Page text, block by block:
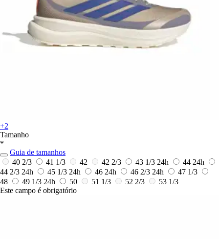
+2
Tamanho
*
Guia de tamanhos
40 2/3
41 1/3 42 42 2/3 43 1/3 24h 44 24h
44 2/3 24h 45 1/3 24h 46 24h 46 2/3 24h
47 1/3
48
49 1/3 24h 50 51 1/3 52 2/3
53 1/3
Este campo é obrigatório